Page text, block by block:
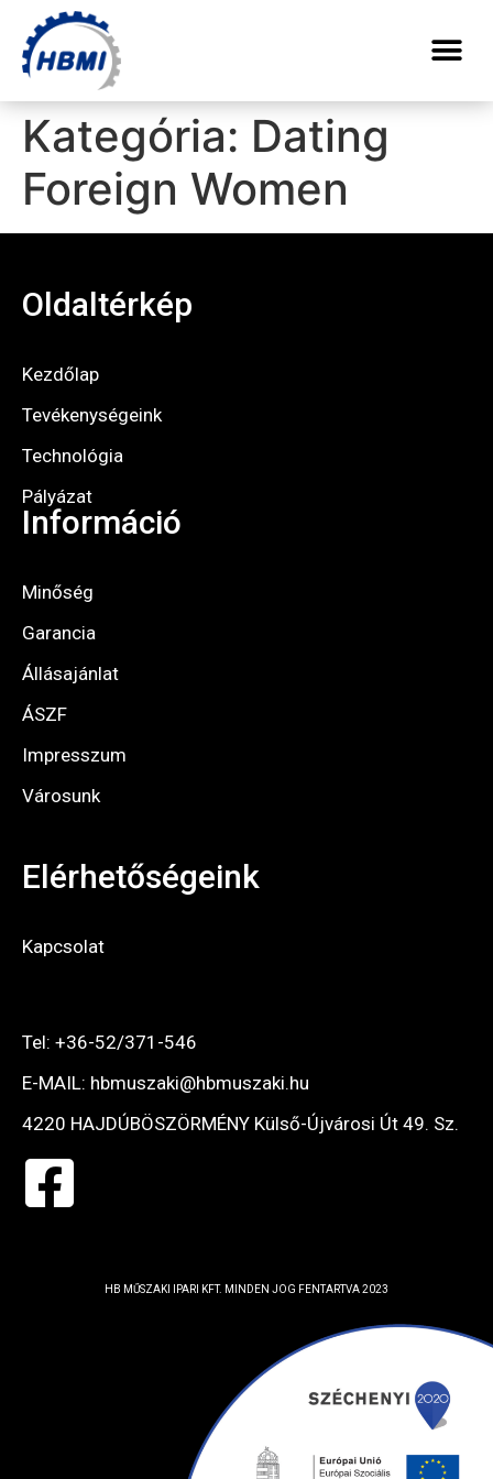
Kategória: Dating
Foreign Women
Oldaltérkép
Kezdőlap
Tevékenységeink
Technológia
Pályázat
Információ
Minőség
Garancia
Állásajánlat
ÁSZF
Impresszum
Városunk
Elérhetőségeink
Kapcsolat
Tel: +36-52/371-546
E-MAIL: hbmuszaki@hbmuszaki.hu
4220 HAJDÚBÖSZÖRMÉNY Külső-Újvárosi Út 49. Sz.
HB MŰSZAKI IPARI KFT. MINDEN JOG FENTARTVA 2023